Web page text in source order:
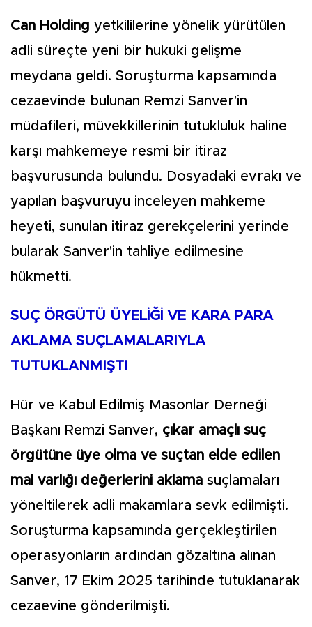
Can Holding yetkililerine yönelik yürütülen
adli süreçte yeni bir hukuki gelişme
meydana geldi. Soruşturma kapsamında
cezaevinde bulunan Remzi Sanver'in
müdafileri, müvekkillerinin tutukluluk haline
karşı mahkemeye resmi bir itiraz
başvurusunda bulundu. Dosyadaki evrakı ve
yapılan başvuruyu inceleyen mahkeme
heyeti, sunulan itiraz gerekçelerini yerinde
bularak Sanver'in tahliye edilmesine
hükmetti.
SUÇ ÖRGÜTÜ ÜYELİĞİ VE KARA PARA
AKLAMA SUÇLAMALARIYLA
TUTUKLANMIŞTI
Hür ve Kabul Edilmiş Masonlar Derneği
Başkanı Remzi Sanver, çıkar amaçlı suç
örgütüne üye olma ve suçtan elde edilen
mal varlığı değerlerini aklama suçlamaları
yöneltilerek adli makamlara sevk edilmişti.
Soruşturma kapsamında gerçekleştirilen
operasyonların ardından gözaltına alınan
Sanver, 17 Ekim 2025 tarihinde tutuklanarak
cezaevine gönderilmişti.